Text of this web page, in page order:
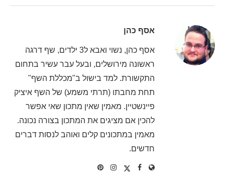
אסף כהן
אסף כהן, נשוי ואבא ל3 ילדים, שף דרגה
ראשונה מירושלים, ובעל עבר עשיר בתחום
התקשורת. למד בישול ב"מכללת השף"
תחת מחבתו (תרתי משמע) של השף איציק
פיינשטיין. מאמין שאין מתכון שאי אפשר
להכין אם מציגים את המתכון בצורה נכונה.
מאמין במתכונים קלים ואוהב לנסות דברים
חדשים.